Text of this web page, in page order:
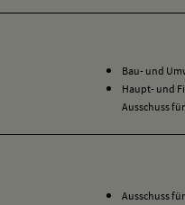
Bau- und
Haupt- und
Ausschuss
Ausschuss